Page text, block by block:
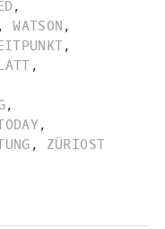
,
, WATSON ,
,
,
,
,
, ZÜRIOST